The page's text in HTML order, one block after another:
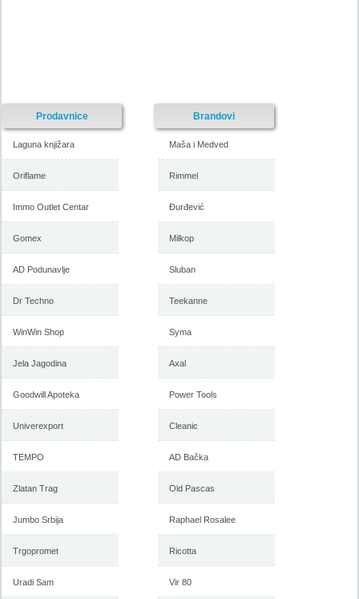
Prodavnice
Laguna knjižara
Oriflame
Immo Outlet Centar
Gomex
AD Podunavlje
Dr Techno
WinWin Shop
Jela Jagodina
Goodwill Apoteka
Univerexport
TEMPO
Zlatan Trag
Jumbo Srbija
Trgopromet
Uradi Sam
Brandovi
Maša i Medved
Rimmel
Đurđević
Milkop
Sluban
Teekanne
Syma
Axal
Power Tools
Cleanic
AD Bačka
Old Pascas
Raphael Rosalee
Ricotta
Vir 80